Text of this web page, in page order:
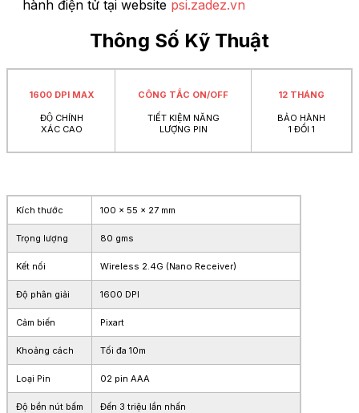
hành điện tử tại website psi.zadez.vn
Thông Số Kỹ Thuật
1600 DPI MAX
ĐỘ CHÍNH
XÁC CAO
CÔNG TẮC ON/OFF
TIẾT KIỆM NĂNG
LƯỢNG PIN
12 THÁNG
BẢO HÀNH
1 ĐỔI 1
Kích thước 100 x 55 x 27 mm
Trọng lượng 80 gms
Kết nối Wireless 2.4G (Nano Receiver)
Độ phân giải 1600 DPI
Cảm biến Pixart
Khoảng cách Tối đa 10m
Loại Pin 02 pin AAA
Độ bền nút bấm Đến 3 triệu lần nhấn